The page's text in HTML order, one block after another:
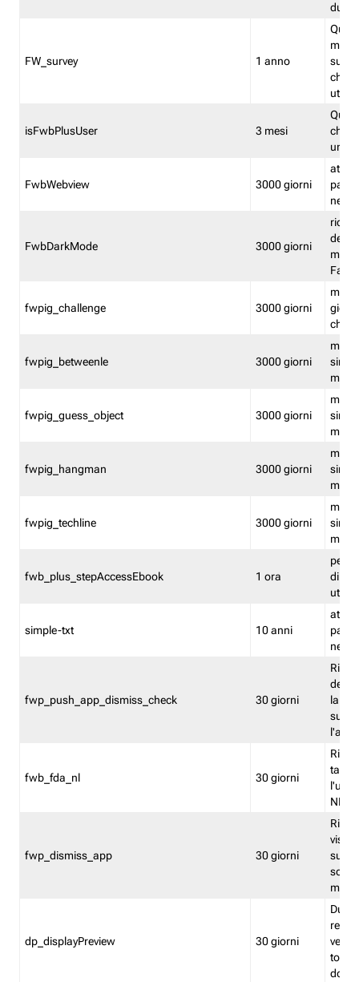
FW_survey 1 anno
utenti
isFwbPlusUser 3 mesi
che
una
FwbWebview 3000 giorni
attiva
FwbDarkMode 3000 giorni
fwpig_challenge 3000 giorni
fwpig_betweenle 3000 giorni
fwpig_guess_object 3000 giorni
fwpig_hangman 3000 giorni
fwpig_techline 3000 giorni
fwb_plus_stepAccessEbook 1 ora
di un
simple-txt 10 anni
attiva
fwp_push_app_dismiss_check 30 giorni
la
fwb_fda_nl 30 giorni
NL
fwp_dismiss_app 30 giorni
visto
dp_displayPreview 30 giorni
torna
dopo